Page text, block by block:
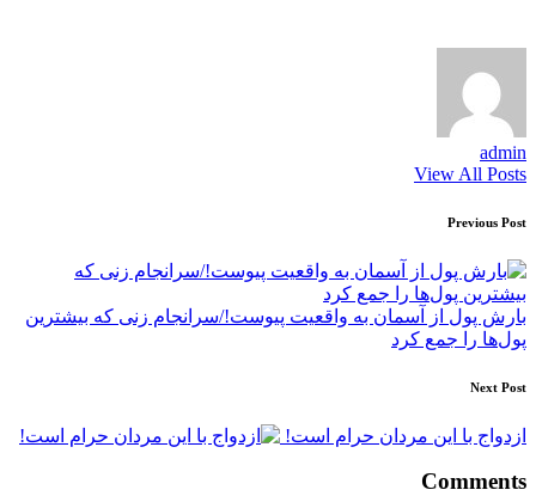
admin
View All Posts
Post
navigation
Previous Post
بارش پول از آسمان به واقعیت پیوست!/سرانجام زنی که بیشترین
پول‌ها را جمع کرد
Next Post
ازدواج با این مردان حرام است!
Comments